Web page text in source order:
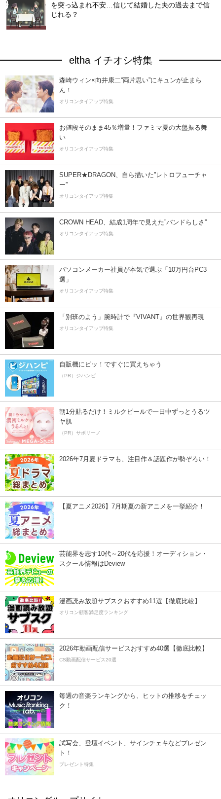
を突っ込まれ不安…信じて結婚した夫の過去まで信
じれる？
eltha イチオシ特集
森崎ウィン×向井康二“両片思い”にキュンが止まら
ん！
オリコンタイアップ特集
お値段そのまま45％増量！ファミマ夏の大盤振る舞
い
オリコンタイアップ特集
SUPER★DRAGON、自ら描いた”レトロフューチャ
ー”
オリコンタイアップ特集
CROWN HEAD、結成1周年で見えた”バンドらしさ”
オリコンタイアップ特集
パソコンメーカー社員が本気で選ぶ「10万円台PC3
選」
オリコンタイアップ特集
「別班のよう」腕時計で『VIVANT』の世界観再現
オリコンタイアップ特集
自販機にピッ！ですぐに買えちゃう
（PR）ジハンピ
朝1分貼るだけ！ミルクピールで一日中ずっとうるツ
ヤ肌
（PR）サボリーノ
2026年7月夏ドラマも、注目作＆話題作が勢ぞろい！
【夏アニメ2026】7月期夏の新アニメを一挙紹介！
芸能界を志す10代～20代を応援！オーディション・
スクール情報はDeview
漫画読み放題サブスクおすすめ11選【徹底比較】
オリコン顧客満足度ランキング
2026年動画配信サービスおすすめ40選【徹底比較】
CS動画配信サービス20選
毎週の音楽ランキングから、ヒットの推移をチェッ
ク！
試写会、登壇イベント、サインチェキなどプレゼン
ト！
プレゼント特集